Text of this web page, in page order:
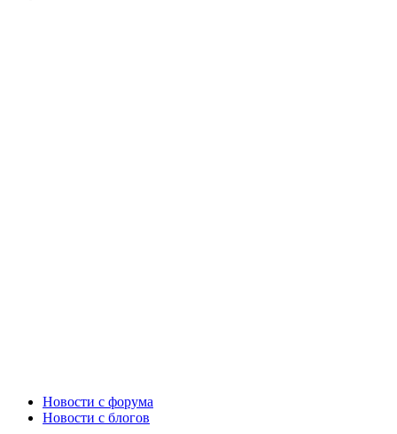
Новости c форума
Новости с блогов